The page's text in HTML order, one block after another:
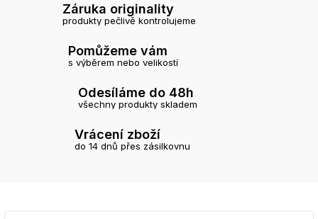
Záruka originality
produkty pečlivě kontrolujeme
Pomůžeme vám
s výběrem nebo velikostí
Odesíláme do 48h
všechny produkty skladem
Vrácení zboží
do 14 dnů přes zásilkovnu